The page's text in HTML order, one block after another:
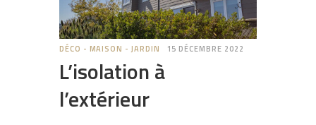
DÉCO - MAISON - JARDIN 15 DÉCEMBRE 2022
L’isolation à
l’extérieur